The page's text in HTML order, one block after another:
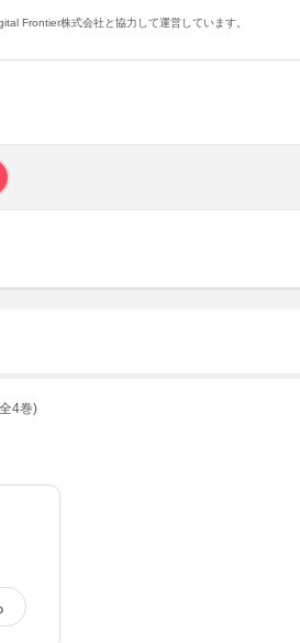
Frontier株式会社と協力して運営しています。
4巻)